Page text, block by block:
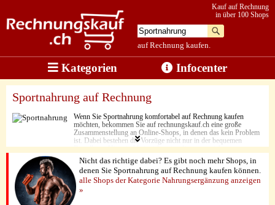
auf Rechnung kaufen.
Kauf auf Rechnung
in über 100 Shops
Kategorien Infocenter
Sportnahrung auf Rechnung
Wenn Sie Sportnahrung komfortabel auf Rechnung kaufen
möchten, bekommen Sie auf rechnungskauf.ch eine große
Zusammenstellung an Online-Shops, in denen das kein Problem
ist. Dabei bestehen die Vorzüge nicht nur in der bequemen
Bestellung. Hier sind beispielsweise die ausgezeichnete
Herstellungsqualität und die optimierte Zusammensetzung zu
nennen. Abgerundet wird die Qualität des Angebots dabei zum
Schluss durch die niedrigen Preise der zahlreichen verschiedenen
Labels.
Nicht das richtige dabei? Es gibt noch mehr Shops, in
denen Sie Sportnahrung auf Rechnung kaufen können.
alle Shops der Kategorie Nahrungsergänzung anzeigen
»